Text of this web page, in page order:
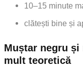
10–15 minute
clătești bine și
Muștar negru
mult teoretică